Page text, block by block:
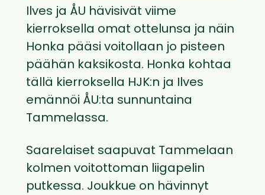
Ilves ja ÅU hävisivät viime
kierroksella omat ottelunsa ja näin
Honka pääsi voitollaan jo pisteen
päähän kaksikosta. Honka kohtaa
tällä kierroksella HJK:n ja Ilves
emännöi ÅU:ta sunnuntaina
Tammelassa.
Saarelaiset saapuvat Tammelaan
kolmen voitottoman liigapelin
putkessa. Joukkue on hävinnyt